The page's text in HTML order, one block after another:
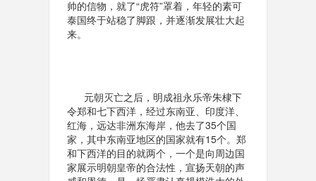
帅的信物，就了“虎符”罩着，年轻的素可
泰国终于站稳了脚跟，并逐渐发展壮大起
来。
元朝灭亡之后，明成祖永乐帝朱棣下
令郑和七下西洋，经过东南亚、印度洋、
红海，远达非洲东海岸，他去了35个国
家，其中东南亚地区的国家就有15个。郑
和下西洋的目的就两个，一个是向周边国
家展示明朝皇帝的合法性，宣扬天朝的声